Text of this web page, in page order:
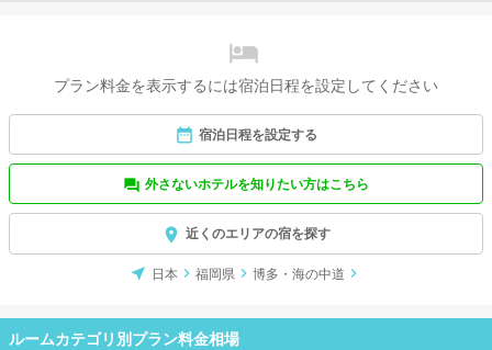
プラン料金を表示するには宿泊日程を設定してください
宿泊日程を設定する
外さないホテルを知りたい方はこちら
近くのエリアの宿を探す
日本 福岡県 博多・海の中道
ルームカテゴリ別プラン料金相場